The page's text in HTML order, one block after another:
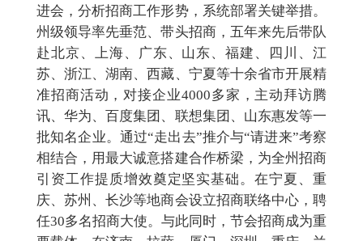
进会，分析招商工作形势，系统部署关键举措。
州级领导率先垂范、带头招商，五年来先后带队
赴北京、上海、广东、山东、福建、四川、江
苏、浙江、湖南、 西藏、宁夏等十余省市开展精
准招商活动 ，对接企业4000多家， 主动拜访腾
讯、华为、百度集团、联想集团、山东惠发等一
批知名企业。通过“走出去”推介与“请进来”考察
相结合，用最大诚意搭建合作桥梁，为全州招商
引资工作提质增效奠定坚实基础。在宁夏、重
庆、苏州 、长沙等地商会设立招商联络中心，聘
任30多名招商大使。 与此同时，节会招商成为重